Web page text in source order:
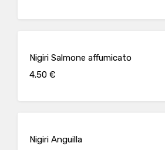
Nigiri Salmone affumicato
4.50 €
Nigiri Anguilla